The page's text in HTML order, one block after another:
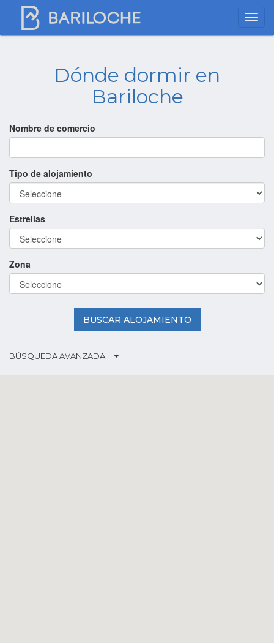
Dónde dormir en
Bariloche
Nombre de comercio
Tipo de alojamiento
Estrellas
Zona
BUSCAR ALOJAMIENTO
BÚSQUEDA AVANZADA